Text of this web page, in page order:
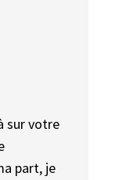
sur votre
part, je